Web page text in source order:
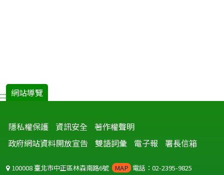
::: 網站導覽
隱私權保護 資訊安全 著作權聲明
政府網站資料開放宣告
雙語詞彙 電子報 署長信箱
100008 臺北市中正區林森南路6號 MAP 電話：02-2395-9825